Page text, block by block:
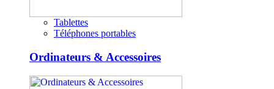
Tablettes
Téléphones portables
Ordinateurs & Accessoires